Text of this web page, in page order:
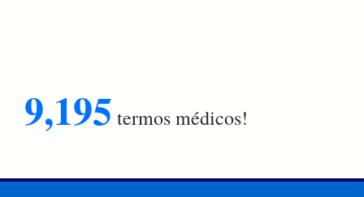
9,195 termos médicos!